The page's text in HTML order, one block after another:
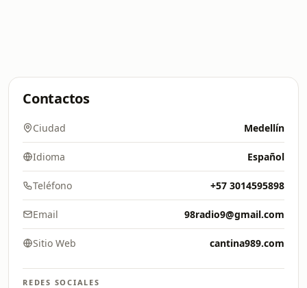
Contactos
Ciudad Medellín
Idioma Español
Teléfono +57 3014595898
Email 98radio9@gmail.com
Sitio Web cantina989.com
REDES SOCIALES